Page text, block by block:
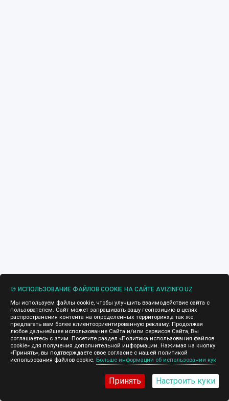
🍪 ИСПОЛЬЗОВАНИЕ ФАЙЛОВ COOKIE НА САЙТЕ AVIZINFO.UZ
Мы используем файлы cookie, чтобы улучшить взаимодействие сайта с
пользователем. Сайт может запрашивать вашу геопозицию в целях
распространения контента на определенных территориях,а так же
предлагать вам более клиентоориентированную рекламу. Продолжая
любое дальнейшее использование Сайта и/или сервисов Сайта, Вы
соглашаетесь с этим. Посетите раздел «Политика использования файлов
cookie» для получения дополнительной информации. Нажимая на кнопку
«Принять», вы подтверждаете свое согласие с нашей политикой
использования файлов cookie. Больше информации об использовании кук
Принять Настроить куки